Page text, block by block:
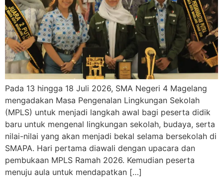
Pada 13 hingga 18 Juli 2026, SMA Negeri 4 Magelang
mengadakan Masa Pengenalan Lingkungan Sekolah
(MPLS) untuk menjadi langkah awal bagi peserta didik
baru untuk mengenal lingkungan sekolah, budaya, serta
nilai-nilai yang akan menjadi bekal selama bersekolah di
SMAPA. Hari pertama diawali dengan upacara dan
pembukaan MPLS Ramah 2026. Kemudian peserta
menuju aula untuk mendapatkan […]